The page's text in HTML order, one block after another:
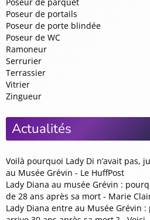
Poseur de portails
Poseur de porte blindée
Poseur de WC
Ramoneur
Serrurier
Terrassier
Vitrier
Zingueur
Actualités
Voilà pourquoi Lady Di n’avait pas,
au Musée Grévin - Le HuffPost
Lady Diana au musée Grévin :
de 28 ans après sa mort - Marie
Lady Diana entre au Musée Grévin